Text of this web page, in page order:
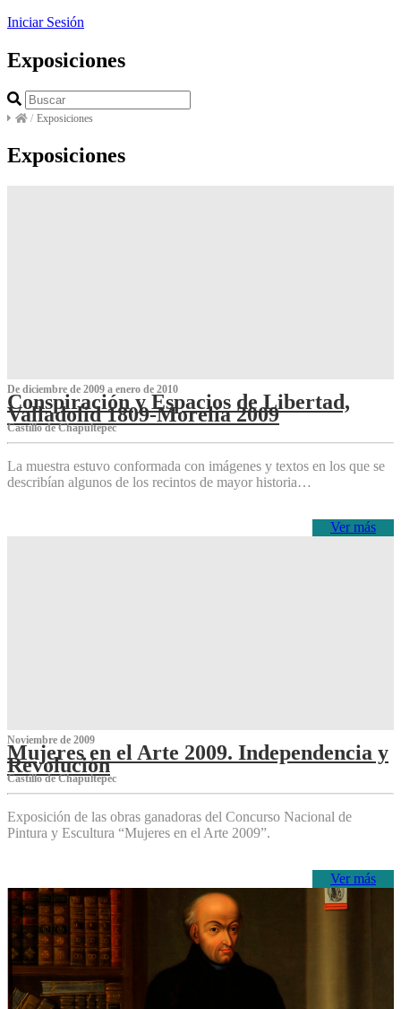
Iniciar Sesión
Exposiciones
/ Exposiciones
Exposiciones
De diciembre de 2009 a enero de 2010
Conspiración y Espacios de Libertad,
Valladolid 1809-Morelia 2009
Castillo de Chapultepec
La muestra estuvo conformada con imágenes y textos en los que se
describían algunos de los recintos de mayor historia…
Ver más
Noviembre de 2009
Mujeres en el Arte 2009. Independencia y
Revolución
Castillo de Chapultepec
Exposición de las obras ganadoras del Concurso Nacional de
Pintura y Escultura “Mujeres en el Arte 2009”.
Ver más